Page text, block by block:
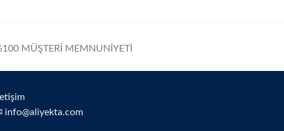
MÜŞTERİ MEMNUNİYETİ
İletişim
info@aliyekta.com